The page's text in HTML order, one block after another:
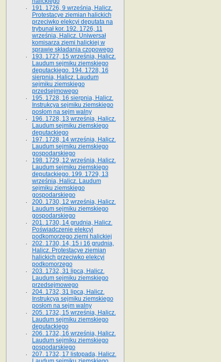
191. 1726, 9 września, Halicz.
Protestacye ziemian halickich
przeciwko elekcyi deputata na
trybunał kor. 192. 1726, 11
września, Halicz. Uniwersał
komisarza ziemi halickiej w
sprawie składania czopowego
193. 1727, 15 września, Halicz.
Laudum sejmiku ziemskiego
deputackiego. 194. 1728, 16
sierpnia, Halicz. Laudum
sejmiku ziemskiego
przedsejmowego
195. 1728, 16 sierpnia, Halicz.
Instrukcya sejmiku ziemskiego
posłom na sejm walny
196. 1728, 13 września, Halicz.
Laudum sejmiku ziemskiego
deputackiego
197. 1728, 14 września, Halicz.
Laudum sejmiku ziemskiego
gospodarskiego
198. 1729, 12 września, Halicz.
Laudum sejmiku ziemskiego
deputackiego. 199. 1729, 13
września, Halicz. Laudum
sejmiku ziemskiego
gospodarskiego
200. 1730, 12 września, Halicz.
Laudum sejmiku ziemskiego
gospodarskiego
201. 1730, 14 grudnia, Halicz.
Poświadczenie elekcyi
podkomorzego ziemi halickiej
202. 1730, 14, 15 i 16 grudnia,
Halicz. Protestacye ziemian
halickich przeciwko elekcyi
podkomorzego
203. 1732, 31 lipca, Halicz.
Laudum sejmiku ziemskiego
przedsejmowego
204. 1732, 31 lipca, Halicz.
Instrukcya sejmiku ziemskiego
posłom na sejm walny
205. 1732, 15 września, Halicz.
Laudum sejmiku ziemskiego
deputackiego
206. 1732, 16 września, Halicz.
Laudum sejmiku ziemskiego
gospodarskiego
207. 1732, 17 listopada, Halicz.